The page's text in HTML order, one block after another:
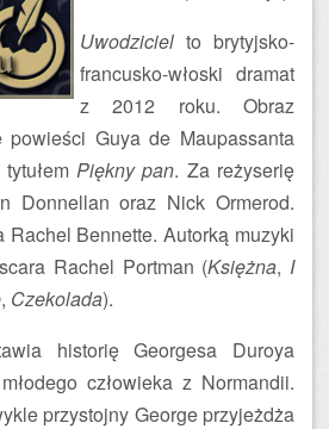
Uwodziciel to brytyjsko-
francusko-włoski dramat
z 2012 roku. Obraz
powieści Guya de Maupassanta
Piękny pan. Za reżyserię
Donnellan oraz Nick Ormerod.
Rachel Bennette. Autorką muzyki
Rachel Portman (Księżna, I
, Czekolada).
historię Georgesa Duroya
człowieka z Normandii.
przystojny George przyjeżdża